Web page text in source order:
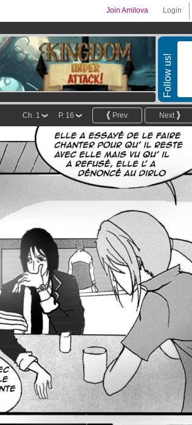
Login
Join Amilova
Follow us!
Next
Prev.
P. 16
Ch. 1